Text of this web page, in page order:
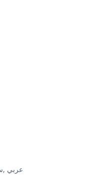
سنة سادسة, عربي